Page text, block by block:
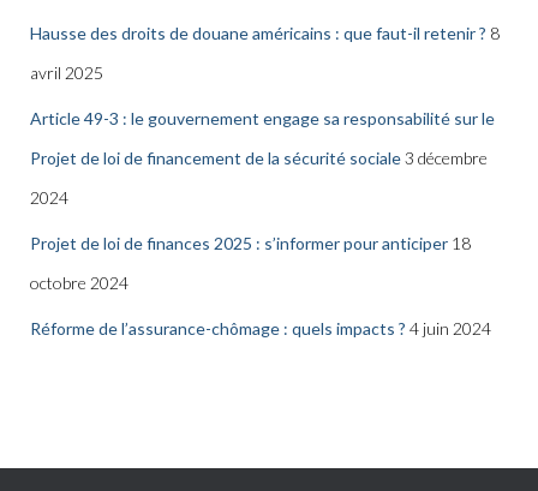
Hausse des droits de douane américains : que faut-il retenir ? 8
avril 2025
Article 49-3 : le gouvernement engage sa responsabilité sur le
Projet de loi de financement de la sécurité sociale3 décembre
2024
Projet de loi de finances 2025 : s’informer pour anticiper 18
octobre 2024
Réforme de l’assurance-chômage : quels impacts ? 4 juin 2024